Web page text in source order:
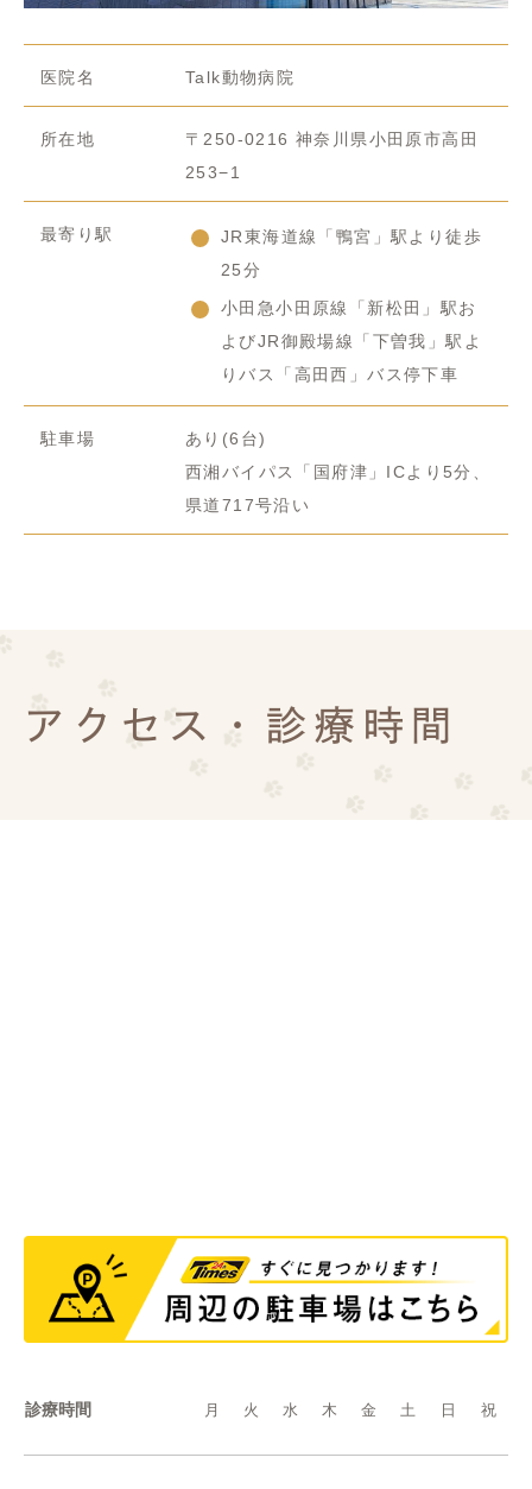
医院名 Talk動物病院
所在地
〒250-0216 神奈川県小田原市高田
253−1
最寄り駅
JR東海道線「鴨宮」駅より徒歩
25分
小田急小田原線「新松田」駅お
よびJR御殿場線「下曽我」駅よ
りバス「高田西」バス停下車
駐車場
あり(6台)
西湘バイパス「国府津」ICより5分、
県道717号沿い
アクセス・診療時間
診療時間 月 火 水 木 金 土 日 祝